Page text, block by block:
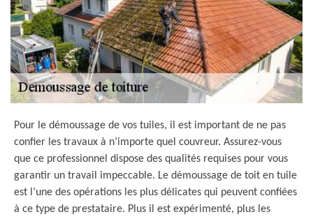
Pour le démoussage de vos tuiles, il est important de ne pas
confier les travaux à n’importe quel couvreur. Assurez-vous
que ce professionnel dispose des qualités requises pour vous
garantir un travail impeccable. Le démoussage de toit en tuile
est l’une des opérations les plus délicates qui peuvent confiées
à ce type de prestataire. Plus il est expérimenté, plus les